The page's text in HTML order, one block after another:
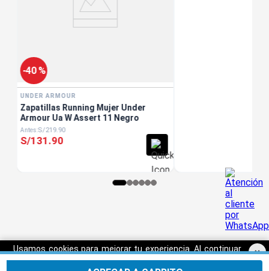
Usamos cookies para mejorar tu experiencia. Al continuar
navegando, aceptas nuestraPolítica de privacidad.
×
-40 %
UNDER ARMOUR
Zapatillas Running Mujer Under
Armour Ua W Assert 11 Negro
S/219.90
S/131.90